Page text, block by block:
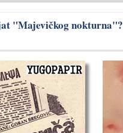
"Majevičkog nokturna"?